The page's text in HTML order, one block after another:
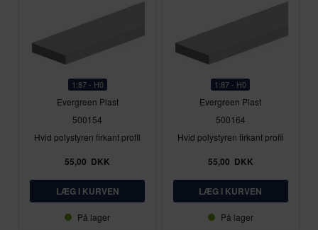
1:87 - H0
Evergreen Plast
500154
Hvid polystyren firkant profil
55,00 DKK
På lager
1:87 - H0
Evergreen Plast
500164
Hvid polystyren firkant profil
55,00 DKK
På lager